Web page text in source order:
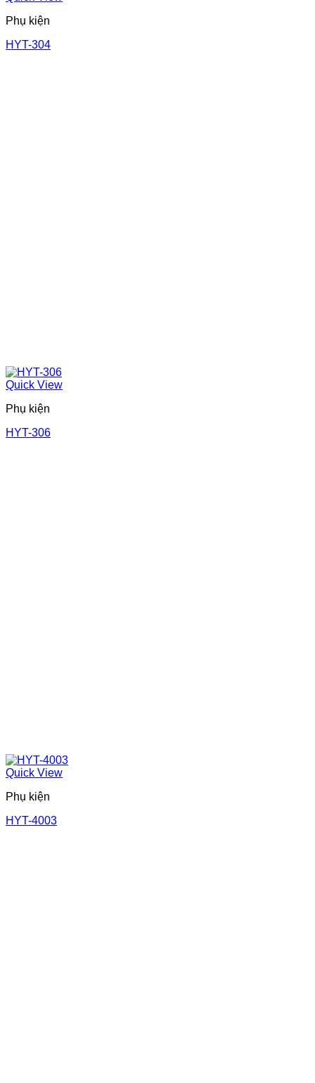
Phụ kiện
HYT-304
Quick View
Phụ kiện
HYT-306
Quick View
Phụ kiện
HYT-4003